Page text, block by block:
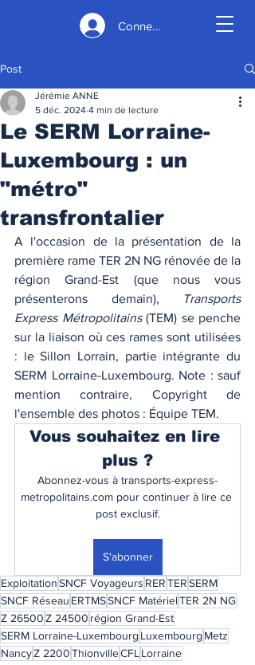
Connexion
Post
Le SERM Lorraine-
Luxembourg : un
"métro"
transfrontalier
Jérémie ANNE
5 déc. 2024 4 min de lecture
A l'occasion de la présentation de la
première rame TER 2N NG rénovée de la
région Grand-Est (que nous vous
présenterons demain),
Transports
Express Métropolitains (TEM) se penche
sur la liaison où ces rames sont utilisées
: le Sillon Lorrain, partie intégrante du
SERM Lorraine-Luxembourg. Note : sauf
mention contraire, Copyright de
l'ensemble des photos : Équipe TEM.
Vous souhaitez en lire
plus ?
Abonnez-vous à transports-express-
metropolitains.com pour continuer à lire ce
post exclusif.
S'abonner
ExploitationSNCF Voyageurs RERTERSERM
SNCF Réseau ERTMSSNCF MatérielTER 2N NG
Z 26500Z 24500 région Grand-Est
SERM Lorraine-Luxembourg Luxembourg Metz
NancyZ 2200ThionvilleCFL Lorraine